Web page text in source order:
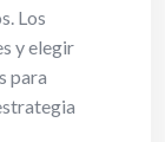
Los
y elegir
para